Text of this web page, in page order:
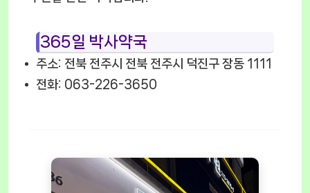
365일 박사약국
주소: 전북 전주시 전북 전주시 덕진구 장동 1111
전화: 063-226-3650